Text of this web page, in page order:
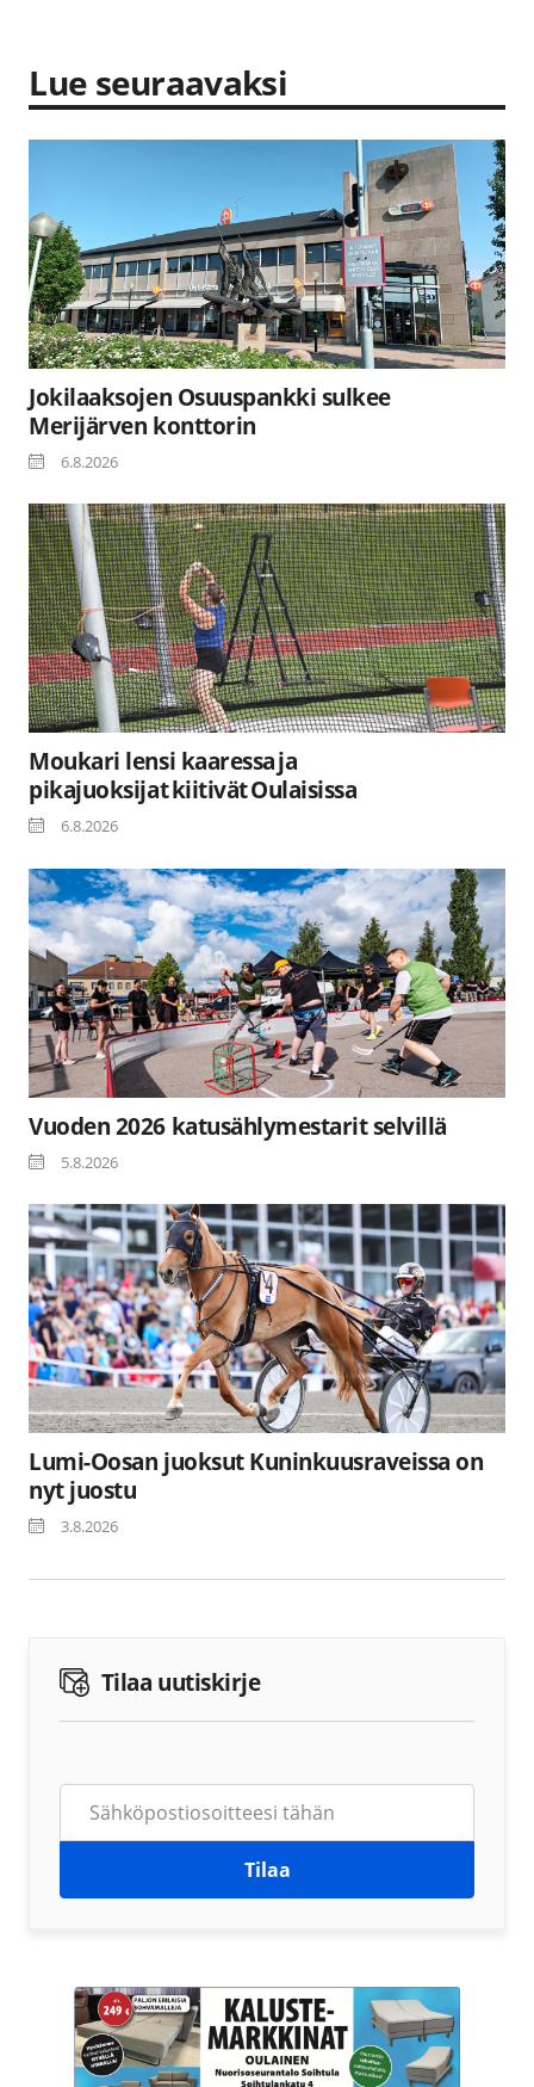
Lue seuraavaksi
Jokilaaksojen Osuuspankki sulkee
Merijärven konttorin
6.8.2026
Moukari lensi kaaressa ja
pikajuoksijat kiitivät Oulaisissa
6.8.2026
Vuoden 2026 katusählymestarit selvillä
5.8.2026
Lumi-Oosan juoksut Kuninkuusraveissa on
nyt juostu
3.8.2026
Tilaa uutiskirje
Tilaa